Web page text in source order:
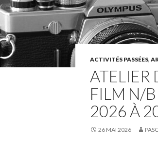
ACTIVITÉS PASSÉES,
ATELIER
FILM N/
2026 À
26 MAI 2026